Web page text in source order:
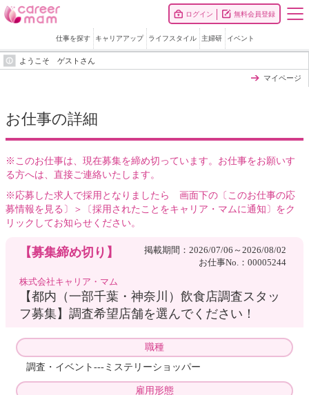
ログイン 無料会員登録
仕事を探す キャリアアップ ライフスタイル 主婦研 イベント
ようこそ ゲストさん
マイページ
お仕事の詳細
※このお仕事は、現在募集を締め切っています。お仕事をお願いす
る方へは、直接ご連絡いたします。
※応募した求人で採用となりましたら 画面下の〔このお仕事の応
募情報を見る〕＞〔採用されたことをキャリア・マムに通知〕をク
リックしてお知らせください。
【募集締め切り】
掲載期間：2026/07/06～2026/08/02
お仕事No.：00005244
株式会社キャリア・マム
【都内（一部千葉・神奈川）飲食店調査スタッ
フ募集】調査希望店舗を選んでください！
職種
調査・イベント---ミステリーショッパー
雇用形態